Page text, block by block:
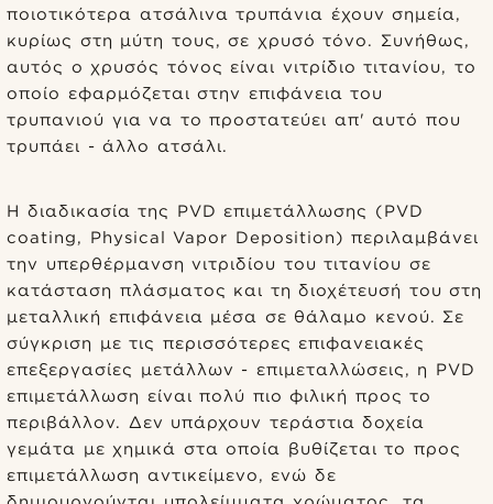
ποιοτικότερα ατσάλινα τρυπάνια έχουν σημεία,
κυρίως στη μύτη τους, σε χρυσό τόνο. Συνήθως,
αυτός ο χρυσός τόνος είναι νιτρίδιο τιτανίου, το
οποίο εφαρμόζεται στην επιφάνεια του
τρυπανιού για να το προστατεύει απ' αυτό που
τρυπάει - άλλο ατσάλι.
Η διαδικασία της PVD επιμετάλλωσης (PVD
coating, Physical Vapor Deposition) περιλαμβάνει
την υπερθέρμανση νιτριδίου του τιτανίου σε
κατάσταση πλάσματος και τη διοχέτευσή του στη
μεταλλική επιφάνεια μέσα σε θάλαμο κενού. Σε
σύγκριση με τις περισσότερες επιφανειακές
επεξεργασίες μετάλλων - επιμεταλλώσεις, η PVD
επιμετάλλωση είναι πολύ πιο φιλική προς το
περιβάλλον. Δεν υπάρχουν τεράστια δοχεία
γεμάτα με χημικά στα οποία βυθίζεται το προς
επιμετάλλωση αντικείμενο, ενώ δε